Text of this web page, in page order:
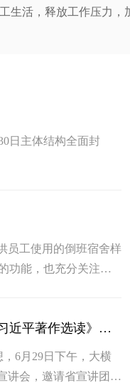
生活，释放工作压力，
日主体结构全面封
员工使用的倒班宿舍样
功能，也充分关注了
【大横琴集团党委】大横琴集团举办“迎七一”主题教育理论宣讲活动暨《习近平著作选读》第一卷、第二卷宣讲会
6月29日下午，大横
讲会，邀请省宣讲团专